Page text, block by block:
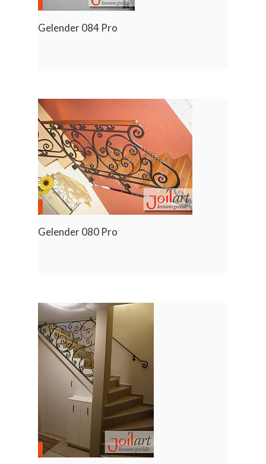
Gelender 084 Pro
Gelender 080 Pro